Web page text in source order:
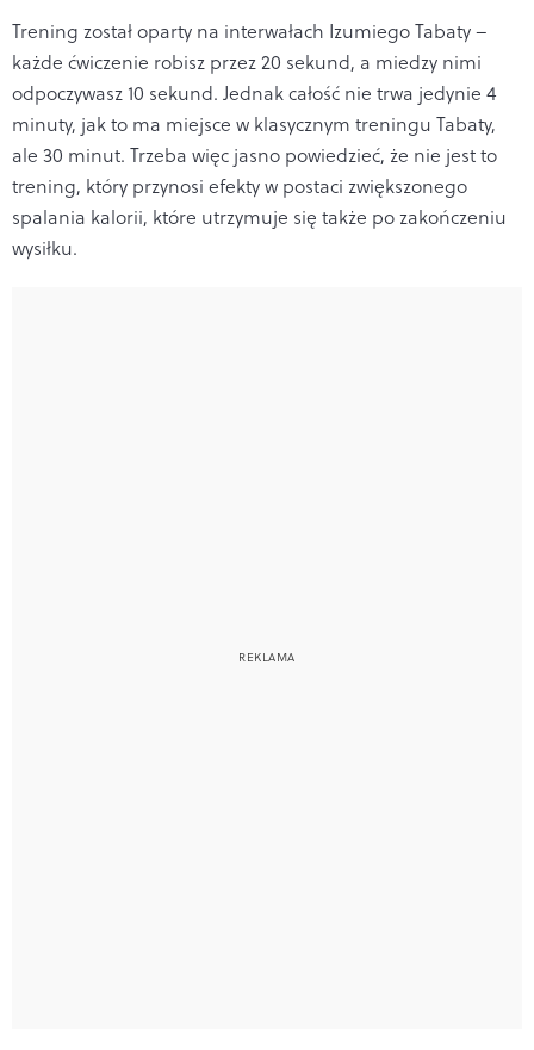
Trening został oparty na interwałach Izumiego Tabaty –
każde ćwiczenie robisz przez 20 sekund, a miedzy nimi
odpoczywasz 10 sekund. Jednak całość nie trwa jedynie 4
minuty, jak to ma miejsce w klasycznym treningu Tabaty,
ale 30 minut. Trzeba więc jasno powiedzieć, że nie jest to
trening, który przynosi efekty w postaci zwiększonego
spalania kalorii, które utrzymuje się także po zakończeniu
wysiłku.